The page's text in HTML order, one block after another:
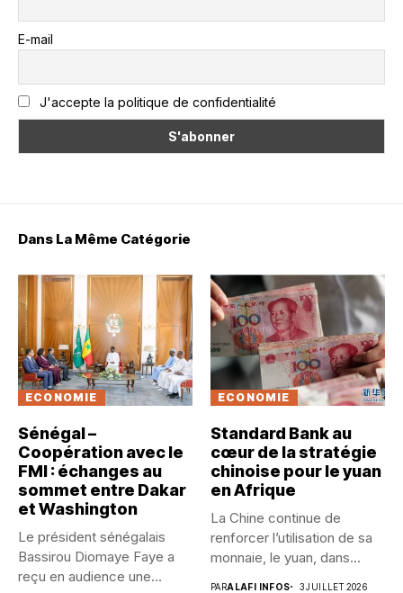
E-mail
J'accepte la politique de confidentialité
Dans La Même Catégorie
ECONOMIE
Sénégal –
Coopération avec le
FMI : échanges au
sommet entre Dakar
et Washington
Le président sénégalais
Bassirou Diomaye Faye a
reçu en audience une
ECONOMIE
Standard Bank au
cœur de la stratégie
chinoise pour le yuan
en Afrique
La Chine continue de
renforcer l’utilisation de sa
monnaie, le yuan, dans...
PARALAFI INFOS 3 JUILLET 2026